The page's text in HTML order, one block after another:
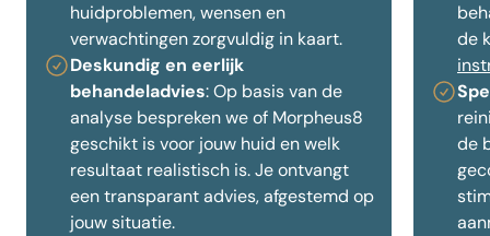
huidproblemen, wensen en
verwachtingen zorgvuldig in kaart.
Deskundig en eerlijk
behandeladvies: Op basis van de
analyse bespreken we of Morpheus8
geschikt is voor jouw huid en welk
resultaat realistisch is. Je ontvangt
een transparant advies, afgestemd op
jouw situatie.
de
de